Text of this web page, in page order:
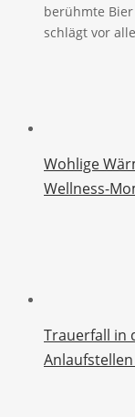
berühmte
schlägt vor
Wohlige
Wellness-
Trauerfall in